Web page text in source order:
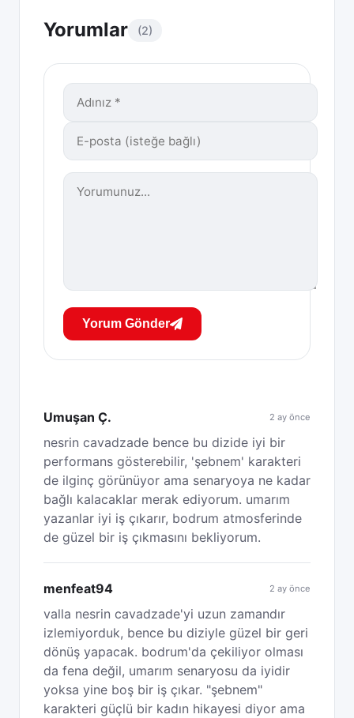
Yorumlar (2)
Yorum Gönder
Umuşan Ç. 2 ay önce
nesrin cavadzade bence bu dizide iyi bir
performans gösterebilir, 'şebnem' karakteri
de ilginç görünüyor ama senaryoya ne kadar
bağlı kalacaklar merak ediyorum. umarım
yazanlar iyi iş çıkarır, bodrum atmosferinde
de güzel bir iş çıkmasını bekliyorum.
menfeat94 2 ay önce
valla nesrin cavadzade'yi uzun zamandır
izlemiyorduk, bence bu diziyle güzel bir geri
dönüş yapacak. bodrum'da çekiliyor olması
da fena değil, umarım senaryosu da iyidir
yoksa yine boş bir iş çıkar. "şebnem"
karakteri güçlü bir kadın hikayesi diyor ama